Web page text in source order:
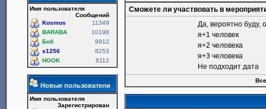
Имя пользователя
Сообщений
Kosmos
11349
BARABA
10198
Боб
9912
s1256
8253
HOOK
8112
Новые пользователи
Имя пользователя
Зарегистрирован
Сможете ли участвовать в
Да, вероятно буду,
я+1 человек
я+2 человека
я+3 человека
Не подходит дата